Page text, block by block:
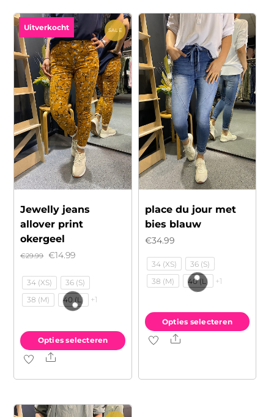
SALE
Uitverkocht
Jewelly jeans
allover print
okergeel
€29.99 Oorspronkelijke
was:
€29.99.
€14.99Huidige
is:
€14.99.
34 (XS)
36 (S)
38 (M)
40 (L) +1
Opties selecteren
Dit
meerdere
Share
place du jour met
bies blauw
€34.99
34 (XS)
36 (S)
38 (M)
40 (L) +1
Opties selecteren
Dit
Share